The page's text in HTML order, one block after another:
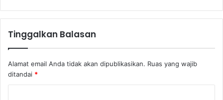
Tinggalkan Balasan
Alamat email Anda tidak akan dipublikasikan. Ruas yang wajib
ditandai *